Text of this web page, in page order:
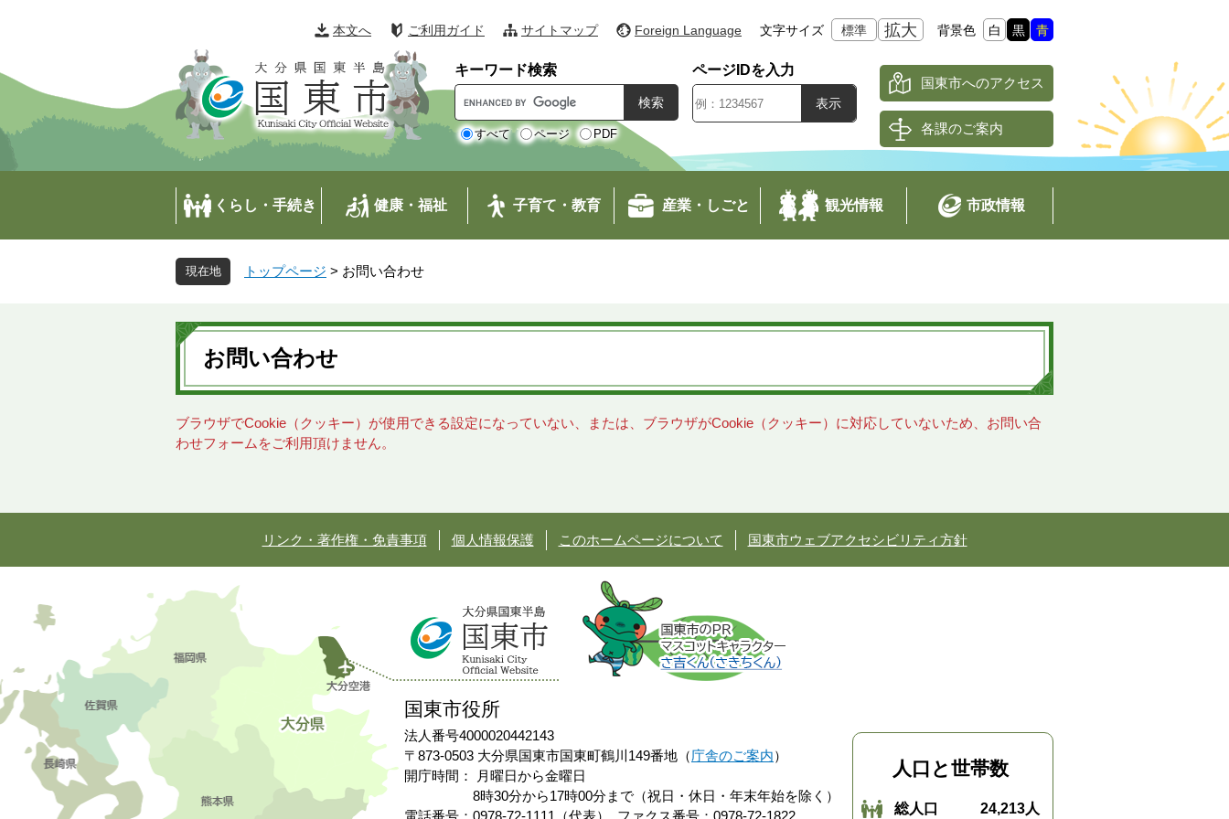
の
で
す
。
ー
ば
し
て
本文へ ご利用ガイド サイトマップ Foreign Language 文字サイズ 標準 拡大 背景色 白 黒 青
キーワード検索
o
o
l
すべて ページ PDF
ページIDを入力
国東市へのアクセス
各課のご案内
くらし・手続き 健康・福祉 子育て・教育 産業・しごと 観光情報 市政情報
トップページ > お問い合わせ
本
文
お問い合わせ
ブラウザでCookie（クッキー）が使用できる設定になっていない、または、ブラウザがCookie（クッキー）に対応していないため、お問い合
わせフォームをご利用頂けません。
リンク・著作権・免責事項 個人情報保護 このホームページについて 国東市ウェブアクセシビリティ方針
国東市役所
法人番号4000020442143
〒873-0503 大分県国東市国東町鶴川149番地（庁舎のご案内）
開庁時間：
月曜日から金曜日
8時30分から17時00分まで（祝日・休日・年末年始を除く）
電話番号：0978-72-1111（代表）
ファクス番号：0978-72-1822
人口と世帯数
総人口 24,213人